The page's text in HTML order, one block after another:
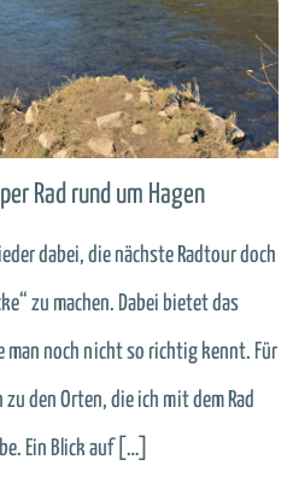
Rad rund um Hagen
dabei, die nächste Radtour doch
zu machen. Dabei bietet das
man noch nicht so richtig kennt. Für
den Orten, die ich mit dem Rad
Ein Blick auf […]